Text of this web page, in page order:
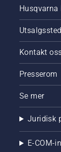
Husqvarna
Kontakt
Presserom
Se mer
Juridisk
E-COM-